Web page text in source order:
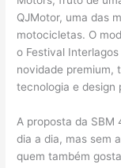
QJMotor, uma das
motocicletas. O
o Festival
novidade premium,
tecnologia e design
A proposta da
dia a dia, mas sem
quem também